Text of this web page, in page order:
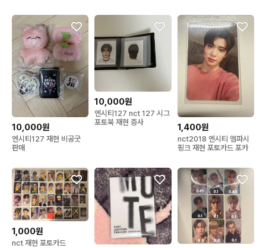
10,000원
엔시티127 재현 비공굿
판매
10,000원
엔시티127 nct 127 시그
포토북 재현 증사
1,400원
nct2018 엔시티 엠파시
핑크 재현 포토카드 포카
1,000원
nct 재현 포토카드